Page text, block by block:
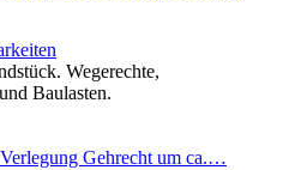
Wegerechte,
Baulasten.
Gehrecht um ca.…